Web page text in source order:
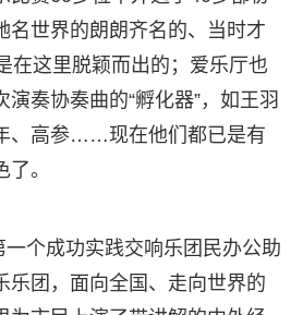
名世界的朗朗齐名的、当时才
在这里脱颖而出的；爱乐厅也
奏协奏曲的“孵化器”，如王羽
、高参……现在他们都已是有
。
一个成功实践交响乐团民办公助
乐团，面向全国、走向世界的